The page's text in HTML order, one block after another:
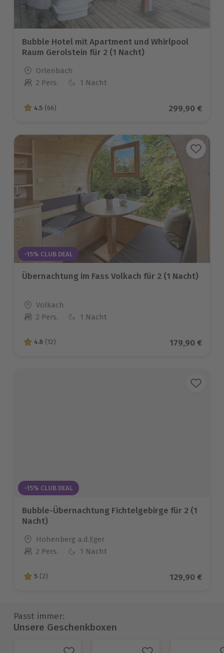
Bubble Hotel mit Apartment und Whirlpool
Raum Gerolstein für 2 (1 Nacht)
Standort
Orlenbach
Anzahl der Teilnehmer
2 Pers. 1 Nacht
4.5 von 5 Sternen basierend auf 66 Bewertungen
4.5 (66) Aktueller
299,90 €
-15% CLUB DEAL
Übernachtung im Fass Volkach für 2 (1 Nacht)
Standort
Volkach
Anzahl der Teilnehmer
2 Pers. 1 Nacht
4.8 von 5 Sternen basierend auf 12 Bewertungen
4.8 (12) Aktueller
179,90 €
-15% CLUB DEAL
Bubble-Übernachtung Fichtelgebirge für 2 (1
Nacht)
Standort
Hohenberg a.d.Eger
Anzahl der Teilnehmer
2 Pers. 1 Nacht
5 von 5 Sternen basierend auf 2 Bewertungen
5 (2) Aktueller
129,90 €
Passt immer:
Unsere Geschenkboxen